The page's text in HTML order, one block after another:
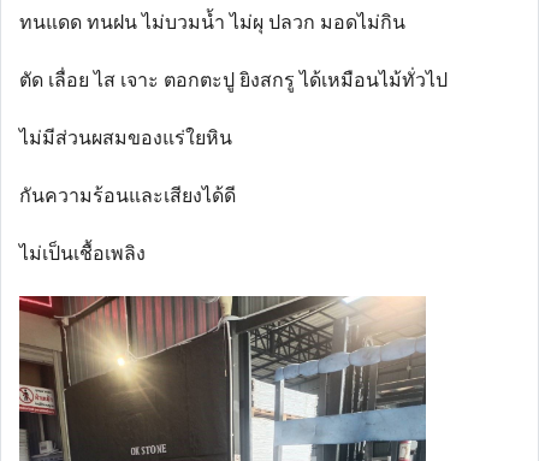
ทนแดด ทนฝน ไม่บวมน้ำ ไม่ผุ ปลวก มอดไม่กิน
ตัด เลื่อย ไส เจาะ ตอกตะปู ยิงสกรู ได้เหมือนไม้ทั่วไป
ไม่มีส่วนผสมของแร่ใยหิน
กันความร้อนและเสียงได้ดี
ไม่เป็นเชื้อเพลิง